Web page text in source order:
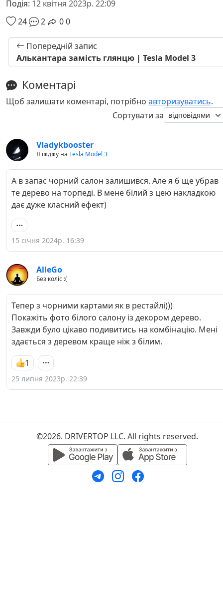
Подія: 12 квітня 2023р. 22:09
24
2 00
Попередній запис
Алькантара замість глянцю | Tesla Model 3
Коментарі
Щоб залишати коментарі, потрібно авторизуватись.
Сортувати за
Vladykbooster
Я їжджу на Tesla Model 3
А в запас чорний салон залишився. Але я б ще убрав
те дерево на торпеді. В мене білий з цею накладкою
дає дуже класний ефект)
15 січня 2024р. 16:39
AlleGo
Без коліс :(
Тепер з чорними картами як в рестайлі)))
Покажіть фото білого салону із декором дерево.
Завжди було цікаво подивитись на комбінацію. Мені
здається з деревом краще ніж з білим.
1
25 липня 2023р. 22:39
©2026. DRIVERTOP LLC. All rights reserved.